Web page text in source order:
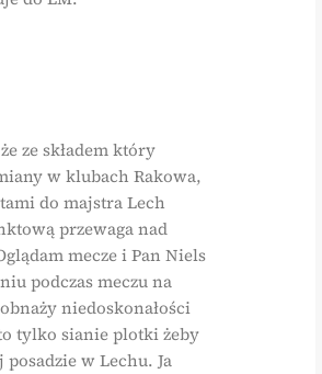
ze składem który
w klubach Rakowa,
do majstra Lech
przewaga nad
mecze i Pan Niels
podczas meczu na
niedoskonałości
tylko sianie plotki żeby
w Lechu. Ja